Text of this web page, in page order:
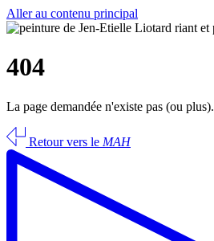
Aller au contenu principal
404
La page demandée n'existe pas (ou plus).
Retour vers le MAH